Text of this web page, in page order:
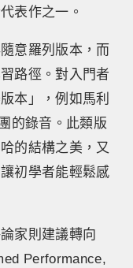
表作之一。
意羅列版本，而
路徑。對入門者
本」，例如馬利
的錄音。此類版
的結構之美，又
初學者能輕鬆感
家則建議轉向
Performance,